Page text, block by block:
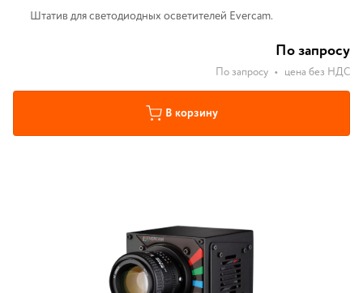
Штатив для светодиодных осветителей Evercam.
По запросу
По запросу • цена без НДС
В корзину